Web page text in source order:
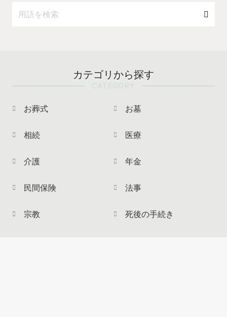
カテゴリから探す
CATEGORY
お葬式 お墓
相続 医療
介護 年金
民間保険 法事
宗教 死後の手続き